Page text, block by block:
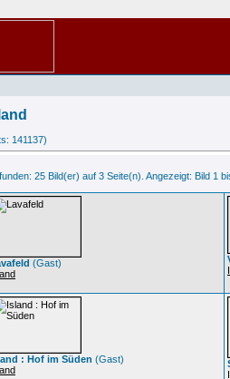
141137)
25 Bild(er) auf 3 Seite(n). Angezeigt: Bild 1
(Gast)
: Hof im Süden (Gast)